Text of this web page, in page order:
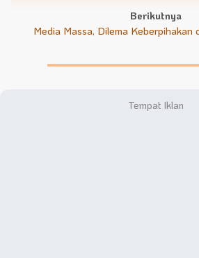
Berikutnya
Media Massa, Dilema Keberpihakan